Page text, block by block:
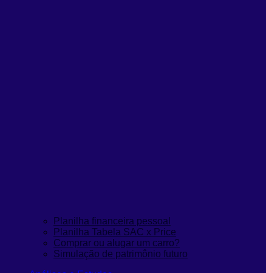
Planilha financeira pessoal
Planilha Tabela SAC x Price
Comprar ou alugar um carro?
Simulação de patrimônio futuro